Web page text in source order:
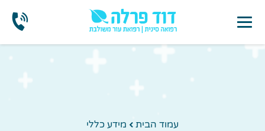
עמוד הבית מידע כללי